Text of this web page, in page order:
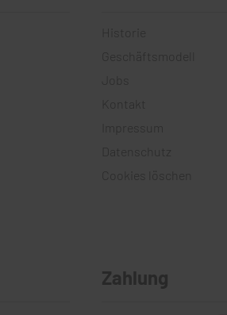
Geschäftsmodell
Kontakt
Impressum
Datenschutz
Cookies löschen
Zahlung